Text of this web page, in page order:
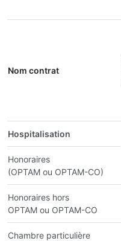
Nom contrat
Hospitalisation
Honoraires
(OPTAM ou OPTAM-CO)
Honoraires hors
OPTAM ou OPTAM-CO
Chambre particulière